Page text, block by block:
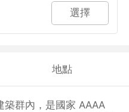
選擇
地點
築群內，是國家 AAAA